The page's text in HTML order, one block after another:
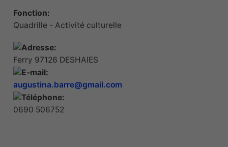
Fonction:
Quadrille - Activité culturelle
Ferry 97126 DESHAIES
augustina.barre@gmail.com
0690 506752